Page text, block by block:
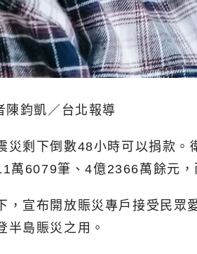
陳鈞凱／台北報導
災剩下倒數48小時可以捐款
萬6079筆、4億2366萬餘元
，宣布開放賑災專戶接受民
半島賑災之用。